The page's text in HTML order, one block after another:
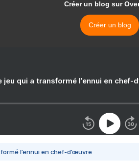
Créer un blog sur
Créer un blog
jeu qui a transformé l’ennui en chef-
l’ennui en chef-d’œuvre